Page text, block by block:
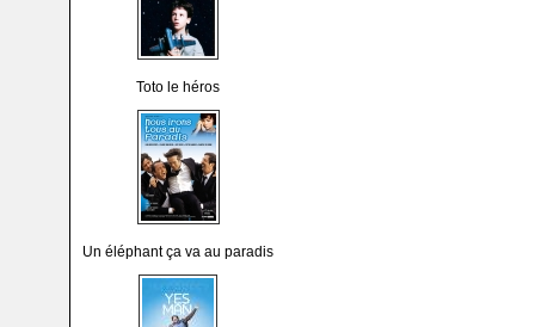
Toto le héros
Un éléphant ça va au paradis